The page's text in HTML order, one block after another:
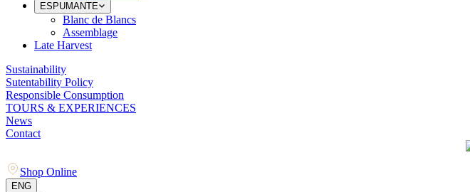
ESPUMANTE
Blanc de Blancs
Assemblage
Late Harvest
Sustainability
Sutentability Policy
Responsible Consumption
TOURS & EXPERIENCES
News
Contact
Shop Online
ENG